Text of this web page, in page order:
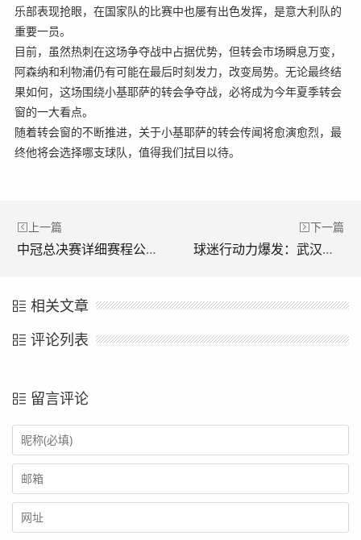
乐部表现抢眼，在国家队的比赛中也屡有出色发挥，是意大利队的
重要一员。
目前，虽然热刺在这场争夺战中占据优势，但转会市场瞬息万变，
阿森纳和利物浦仍有可能在最后时刻发力，改变局势。无论最终结
果如何，这场围绕小基耶萨的转会争夺战，必将成为今年夏季转会
窗的一大看点。
随着转会窗的不断推进，关于小基耶萨的转会传闻将愈演愈烈，最
终他将会选择哪支球队，值得我们拭目以待。
上一篇
中冠总决赛详细赛程公布：分组赛八月三十日开启，决赛十一月二日打响
下一篇
球迷行动力爆发：武汉三镇发起邓涵文支持活动
相关文章
评论列表
留言评论